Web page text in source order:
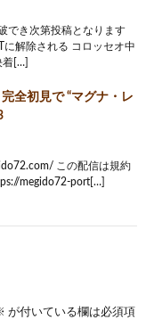
でき次第投稿となります
解除される コロッセオ中
着[…]
全初見で “マグナ・レ
この配信は規約
megido72-port[…]
が付いている欄は必須項